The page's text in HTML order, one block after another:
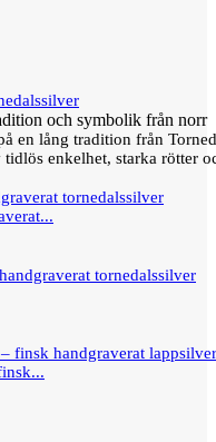
och symbolik från norr
en lång tradition från
enkelhet, starka rötter